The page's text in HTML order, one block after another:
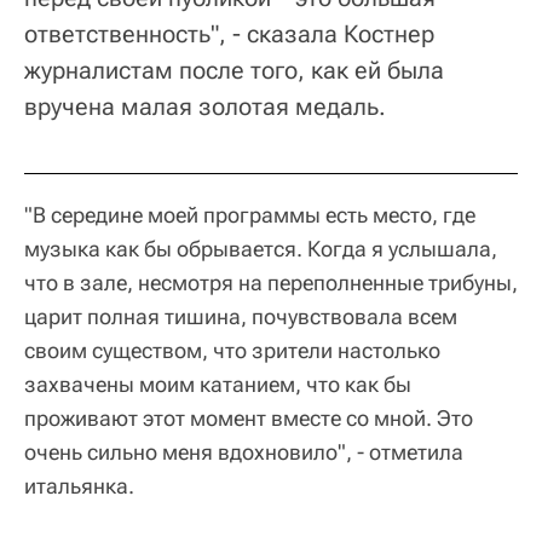
ответственность", - сказала Костнер
журналистам после того, как ей была
вручена малая золотая медаль.
"В середине моей программы есть место, где
музыка как бы обрывается. Когда я услышала,
что в зале, несмотря на переполненные трибуны,
царит полная тишина, почувствовала всем
своим существом, что зрители настолько
захвачены моим катанием, что как бы
проживают этот момент вместе со мной. Это
очень сильно меня вдохновило", - отметила
итальянка.